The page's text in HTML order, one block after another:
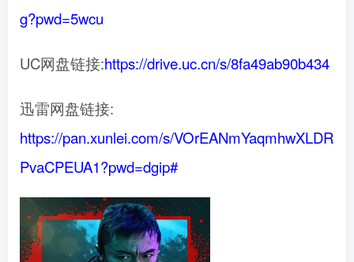
g?pwd=5wcu
UC网盘链接:https://drive.uc.cn/s/8fa49ab90b434
迅雷网盘链接:
https://pan.xunlei.com/s/VOrEANmYaqmhwXLDR
PvaCPEUA1?pwd=dgip#